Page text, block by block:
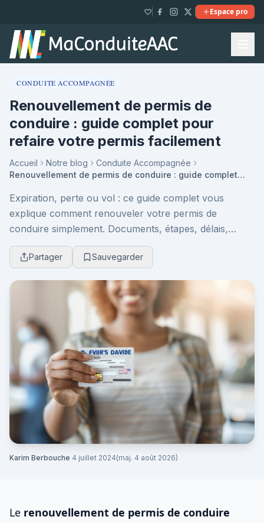
Espace pro
CONDUITE ACCOMPAGNÉE
Renouvellement de permis de
conduire : guide complet pour
refaire votre permis facilement
Accueil Notre blog
Conduite Accompagnée
Renouvellement de permis de conduire : guide complet pour refaire votre permis facilement
Expiration, perte ou vol : ce guide complet vous
explique comment renouveler votre permis de
conduire simplement. Documents, étapes, délais,
coûts et conseils pratiques pour refaire votre permis
sans ...Partager Sauvegarder
Karim Berbouche·4 juillet 2024(maj. 4 août 2026)
Le renouvellement de permis de conduire